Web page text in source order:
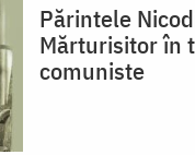
Părintele
Mărturisitor în
comuniste